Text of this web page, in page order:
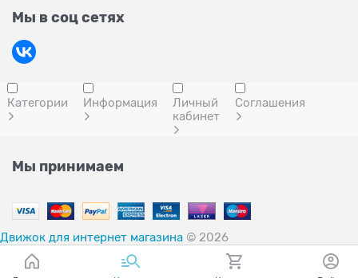
Мы в соц сетях
Категории Информация
Личный
кабинет
Соглашения
Мы принимаем
Движок для интернет магазина © 2026